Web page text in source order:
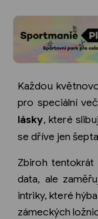
Každou
pro speciální
lásky, které
se dříve jen
Zbiroh tentokrát
data, ale
intriky, které
zámeckých